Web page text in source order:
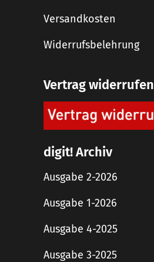
Versandkosten
Widerrufsbelehrung
Vertrag widerrufen
digit! Archiv
Ausgabe 2-2026
Ausgabe 1-2026
Ausgabe 4-2025
Ausgabe 3-2025